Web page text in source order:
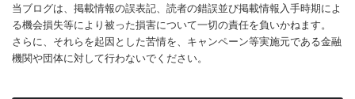
当ブログは、掲載情報の誤表記、読者の錯誤並び掲載情報入手時期によ
る機会損失等により被った損害について一切の責任を負いかねます。
さらに、それらを起因とした苦情を、キャンペーン等実施元である金融
機関や団体に対して行わないでください。